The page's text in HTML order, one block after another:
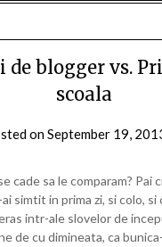
de blogger vs.
scoala
onSeptember 19,
cade sa le comparam? Pai
simtit in prima zi, si colo, si
intr-ale slovelor de
de cu dimineata, ca